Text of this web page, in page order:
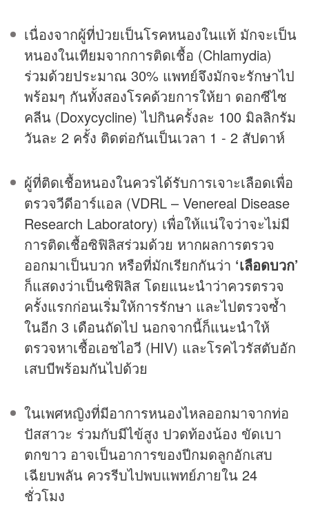
เนื่องจากผู้ที่ป่วยเป็นโรคหนองในแท้ มักจะเป็น
หนองในเทียมจากการติดเชื้อ (Chlamydia)
ร่วมด้วยประมาณ 30% แพทย์จึงมักจะรักษาไป
พร้อมๆ กันทั้งสองโรคด้วยการให้ยา ดอกซีไซ
คลีน (Doxycycline) ไปกินครั้งละ 100 มิลลิกรัม
วันละ 2 ครั้ง ติดต่อกันเป็นเวลา 1 - 2 สัปดาห์
ผู้ที่ติดเชื้อหนองในควรได้รับการเจาะเลือดเพื่อ
ตรวจวีดีอาร์แอล (VDRL – Venereal Disease
Research Laboratory) เพื่อให้แน่ใจว่าจะไม่มี
การติดเชื้อซิฟิลิสร่วมด้วย หากผลการตรวจ
ออกมาเป็นบวก หรือที่มักเรียกกันว่า ‘เลือดบวก’
ก็แสดงว่าเป็นซิฟิลิส โดยแนะนำว่าควรตรวจ
ครั้งแรกก่อนเริ่มให้การรักษา และไปตรวจซ้ำ
ในอีก 3 เดือนถัดไป นอกจากนี้ก็แนะนำให้
ตรวจหาเชื้อเอชไอวี (HIV) และโรคไวรัสตับอัก
เสบบีพร้อมกันไปด้วย
ในเพศหญิงที่มีอาการหนองไหลออกมาจากท่อ
ปัสสาวะ ร่วมกับมีไข้สูง ปวดท้องน้อง ขัดเบา
ตกขาว อาจเป็นอาการของปีกมดลูกอักเสบ
เฉียบพลัน ควรรีบไปพบแพทย์ภายใน 24
ชั่วโมง